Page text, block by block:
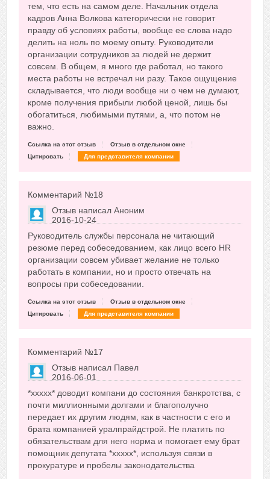
тем, что есть на самом деле. Начальник отдела
кадров Анна Волкова категорически не говорит
правду об условиях работы, вообще ее слова надо
делить на ноль по моему опыту. Руководители
организации сотрудников за людей не держит
совсем. В общем, я много где работал, но такого
места работы не встречал ни разу. Такое ощущение
складывается, что люди вообще ни о чем не думают,
кроме получения прибыли любой ценой, лишь бы
обогатиться, любимыми путями, а, что потом не
важно.
Ссылка на этот отзыв
Отзыв в отдельном окне
Цитировать
Для представителя компании
Комментарий №18
Отзыв написал Аноним
2016-10-24
+18
Сказать друзьям об отзыве
Руководитель службы персонала не читающий
резюме перед собеседованием, как лицо всего HR
организации совсем убивает желание не только
работать в компании, но и просто отвечать на
вопросы при собеседовании.
Ссылка на этот отзыв
Отзыв в отдельном окне
Цитировать
Для представителя компании
Комментарий №17
Отзыв написал Павел
2016-06-01
+10
Сказать друзьям об отзыве
*xxxxx* доводит компани до состояния банкротства, с
почти миллионными долгами и благополучно
передает их другим людям, как в частности с его и
брата компанией уралпрайдстрой. Не платить по
обязательствам для него норма и помогает ему брат
помощник депутата *xxxxx*, используя связи в
прокуратуре и пробелы законодательства